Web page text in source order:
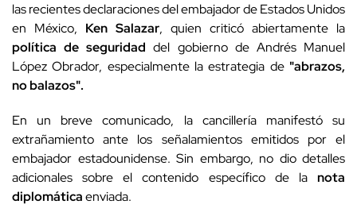
las recientes declaraciones del embajador de Estados Unidos
en México, Ken Salazar, quien criticó abiertamente la
política de seguridad del gobierno de Andrés Manuel
López Obrador, especialmente la estrategia de "abrazos,
no balazos".
En un breve comunicado, la cancillería manifestó su
extrañamiento ante los señalamientos emitidos por el
embajador estadounidense. Sin embargo, no dio detalles
adicionales sobre el contenido específico de la nota
diplomáticaenviada.